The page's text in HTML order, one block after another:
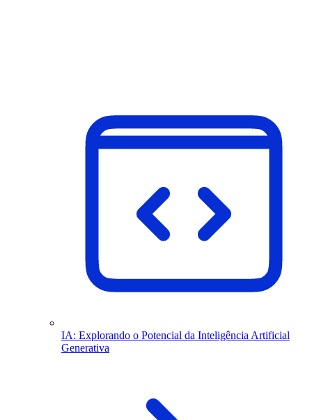
IA: Explorando o Potencial da Inteligência Artificial
Generativa